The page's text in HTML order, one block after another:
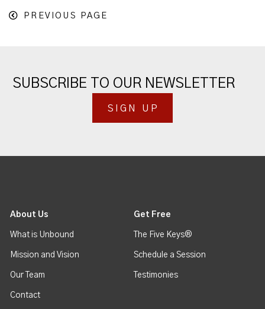
PREVIOUS PAGE
SUBSCRIBE TO OUR NEWSLETTER
SIGN UP
About Us
What is Unbound
Mission and Vision
Our Team
Contact
Get Free
The Five Keys®
Schedule a Session
Testimonies